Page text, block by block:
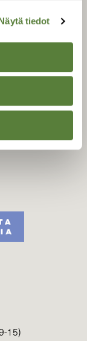
tiedot
-lehden
15)